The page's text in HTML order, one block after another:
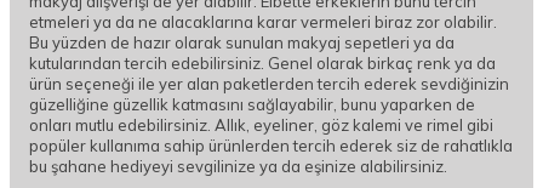
etmeleri ya da ne alacaklarına karar vermeleri biraz zor olabilir.
Bu yüzden de hazır olarak sunulan makyaj sepetleri ya da
kutularından tercih edebilirsiniz. Genel olarak birkaç renk ya da
ürün seçeneği ile yer alan paketlerden tercih ederek sevdiğinizin
güzelliğine güzellik katmasını sağlayabilir, bunu yaparken de
onları mutlu edebilirsiniz. Allık, eyeliner, göz kalemi ve rimel gibi
popüler kullanıma sahip ürünlerden tercih ederek siz de rahatlıkla
bu şahane hediyeyi sevgilinize ya da eşinize alabilirsiniz.